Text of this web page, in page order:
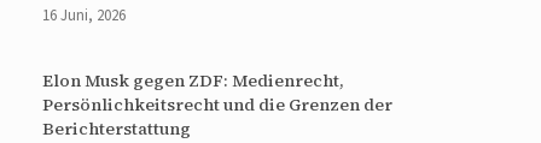
16 Juni, 2026
Elon Musk gegen ZDF: Medienrecht,
Persönlichkeitsrecht und die Grenzen der
Berichterstattung